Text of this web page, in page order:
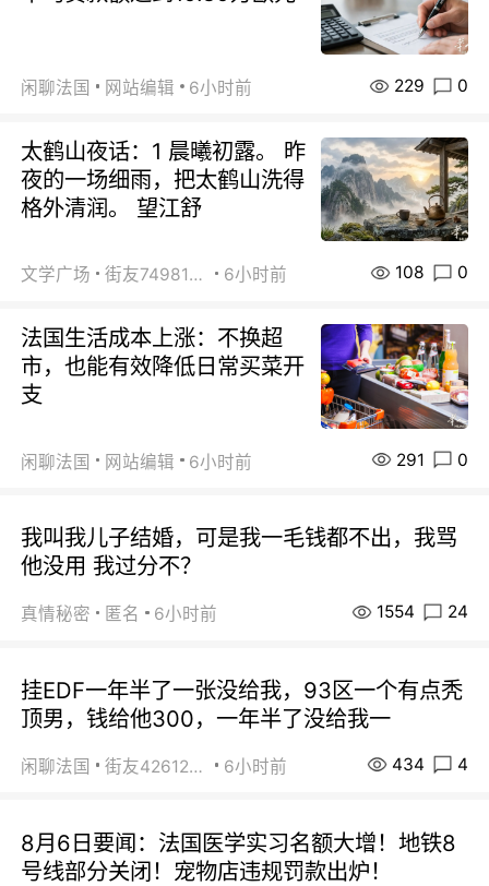
闲聊法国 网站编辑 6小时前 229 0
太鹤山夜话：1 晨曦初露。 昨
夜的一场细雨，把太鹤山洗得
格外清润。 望江舒
文学广场 街友74981146 6小时前 108 0
法国生活成本上涨：不换超
市，也能有效降低日常买菜开
支
闲聊法国 网站编辑 6小时前 291 0
我叫我儿子结婚，可是我一毛钱都不出，我骂
他没用 我过分不？
真情秘密 匿名 6小时前 1554 24
挂EDF一年半了一张没给我，93区一个有点秃
顶男，钱给他300，一年半了没给我一
闲聊法国 街友42612092 6小时前 434 4
8月6日要闻：法国医学实习名额大增！地铁8
号线部分关闭！宠物店违规罚款出炉！